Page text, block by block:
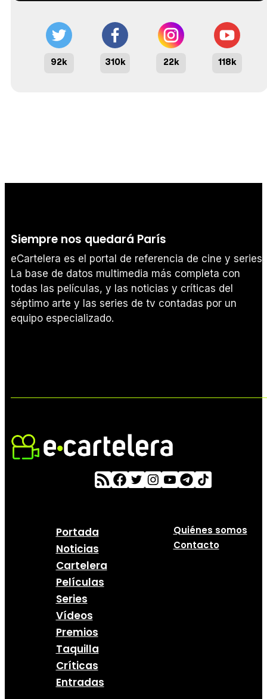
92k 310k 22k 118k
Siempre nos quedará París
eCartelera es el portal de referencia de cine y series.
La base de datos multimedia más completa con
todas las películas, y las noticias y críticas del
séptimo arte y las series de tv contadas por un
equipo especializado.
Portada
Noticias
Cartelera
Películas
Series
Vídeos
Premios
Taquilla
Críticas
Entradas
Quiénes somos
Contacto